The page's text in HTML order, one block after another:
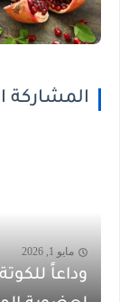
المشاركة
مايو 1, 2026
وداعاً